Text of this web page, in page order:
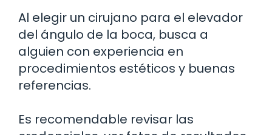
Al elegir un cirujano para el elevador
del ángulo de la boca, busca a
alguien con experiencia en
procedimientos estéticos y buenas
referencias.
Es recomendable revisar las